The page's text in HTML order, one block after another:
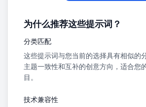
为什么推荐这些提示词？
分类匹配
这些提示词与您当前的选择具有相似的
主题一致性和互补的创意方向，适合您
目。
技术兼容性